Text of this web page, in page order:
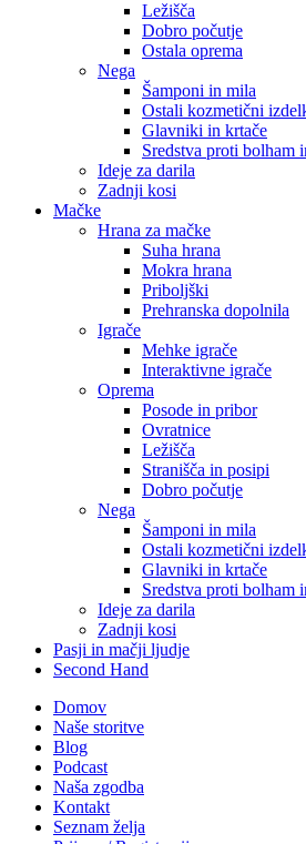
Ležišča
Dobro počutje
Ostala oprema
Nega
Šamponi in mila
Ostali kozmetični
Glavniki in krtače
Sredstva proti bolham
Ideje za darila
Zadnji kosi
Mačke
Hrana za mačke
Suha hrana
Mokra hrana
Priboljški
Prehranska dopolnila
Igrače
Mehke igrače
Interaktivne igrače
Oprema
Posode in pribor
Ovratnice
Ležišča
Stranišča in posipi
Dobro počutje
Nega
Šamponi in mila
Ostali kozmetični
Glavniki in krtače
Sredstva proti bolham
Ideje za darila
Zadnji kosi
Pasji in mačji ljudje
Second Hand
Domov
Naše storitve
Blog
Podcast
Naša zgodba
Kontakt
Seznam želja